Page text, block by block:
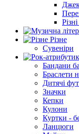
Різне
Сувеніри
Бандани
Браслети
Дитячі
Значки
Кепки
Кулони
Куртки -
Ланцюги